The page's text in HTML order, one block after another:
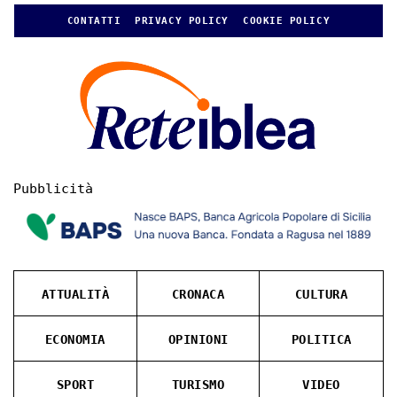
CONTATTI PRIVACY POLICY COOKIE POLICY
Pubblicità
ATTUALITÀ CRONACA CULTURA
ECONOMIA OPINIONI POLITICA
SPORT TURISMO VIDEO